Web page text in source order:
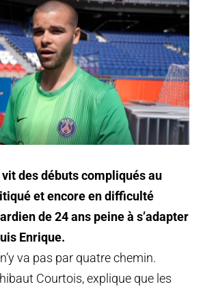
des débuts compliqués au
et encore en difficulté
de 24 ans peine à s’adapter
Enrique.
va pas par quatre chemin.
Courtois, explique que les